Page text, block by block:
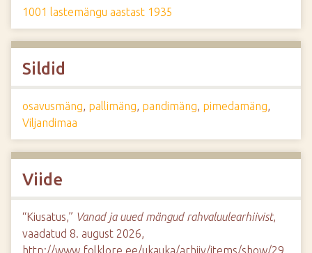
1001 lastemängu aastast 1935
Sildid
osavusmäng, pallimäng, pandimäng, pimedamäng,
Viljandimaa
Viide
“Kiusatus,” Vanad ja uued mängud rahvaluulearhiivist,
vaadatud 8. august 2026,
http://www.folklore.ee/ukauka/arhiiv/items/show/29